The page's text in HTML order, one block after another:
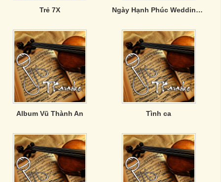
Trẻ 7X Ngày Hạnh Phúc Wedding Day
Album Vũ Thành An Tình ca